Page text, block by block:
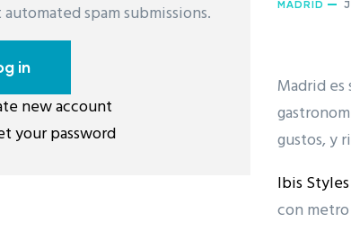
MADRID
Madrid
gustos, y
Ibis
con
spam submissions.
new account
your password